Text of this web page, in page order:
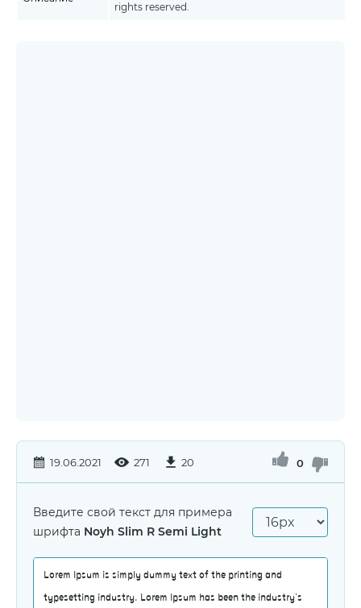
rights reserved.
19.06.2021 271 20 0
Введите свой текст для примера
шрифта Noyh Slim R Semi Light